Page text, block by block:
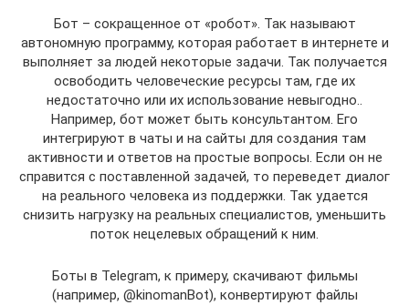
Бот – сокращенное от «робот». Так называют
автономную программу, которая работает в интернете и
выполняет за людей некоторые задачи. Так получается
освободить человеческие ресурсы там, где их
недостаточно или их использование невыгодно..
Например, бот может быть консультантом. Его
интегрируют в чаты и на сайты для создания там
активности и ответов на простые вопросы. Если он не
справится с поставленной задачей, то переведет диалог
на реального человека из поддержки. Так удается
снизить нагрузку на реальных специалистов, уменьшить
поток нецелевых обращений к ним.
Боты в Telegram, к примеру, скачивают фильмы
(например, @kinomanBot), конвертируют файлы